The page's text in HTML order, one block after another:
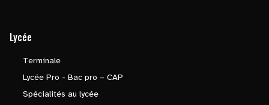
Lycée
Terminale
Lycée Pro - Bac pro – CAP
Spécialités au lycée